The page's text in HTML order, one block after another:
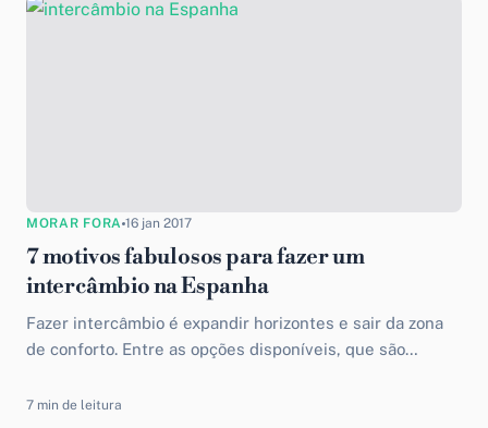
MORAR FORA 16 jan 2017
7 motivos fabulosos para fazer um
intercâmbio na Espanha
Fazer intercâmbio é expandir horizontes e sair da zona
de conforto. Entre as opções disponíveis, que são
7 min de leitura